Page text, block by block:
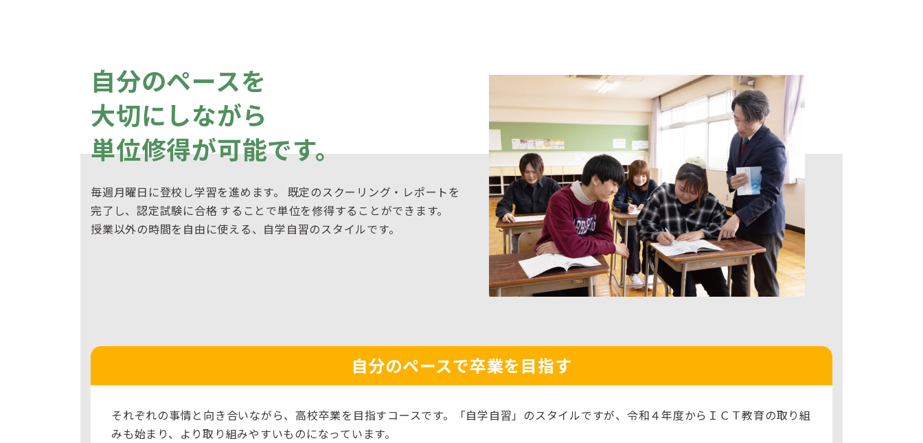
自分のペースを
大切にしながら
単位修得が可能です。
毎週月曜日に登校し学習を進めます。 既定のスクーリング・レポートを
完了し、認定試験に合格 することで単位を修得することができます。
授業以外の時間を自由に使える、自学自習のスタイルです。
自分のペースで卒業を目指す
それぞれの事情と向き合いながら、高校卒業を目指すコースです。「自学自習」のスタイルですが、令和４年度からＩＣＴ教育の取り組
みも始まり、より取り組みやすいものになっています。